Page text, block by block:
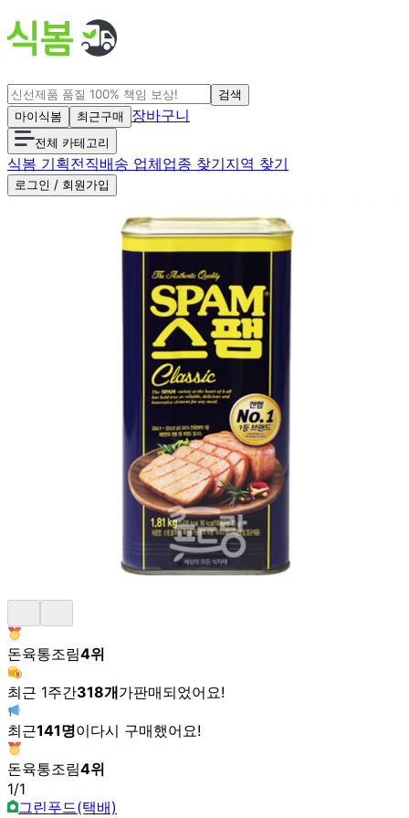
검색
마이식봄
최근구매 장바구니
전체 카테고리
식봄 기획전직배송 업체업종 찾기지역 찾기
로그인 / 회원가입
돈육통조림4위
최근 1주간318개가판매되었어요!
최근141명이다시 구매했어요!
돈육통조림4위
1/1
그린푸드(택배)